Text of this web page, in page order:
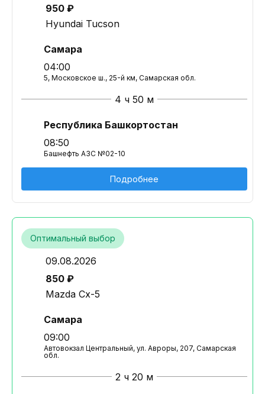
950 ₽
Hyundai Tucson
Самара
04:00
5, Московское ш., 25-й км, Самарская обл.
4 ч 50 м
Республика Башкортостан
08:50
Башнефть АЗС №02-10
Подробнее
Оптимальный выбор
09.08.2026
850 ₽
Mazda Cx-5
Самара
09:00
Автовокзал Центральный, ул. Авроры, 207, Самарская
обл.
2 ч 20 м